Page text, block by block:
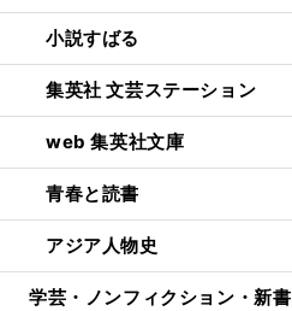
小説すばる
集英社 文芸ステーション
web 集英社文庫
青春と読書
アジア人物史
学芸・ノンフィクション・新書